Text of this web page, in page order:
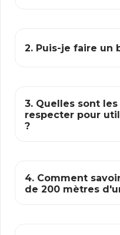
2. Puis-je faire un
3. Quelles sont
respecter pour
?
4. Comment
de 200 mètres